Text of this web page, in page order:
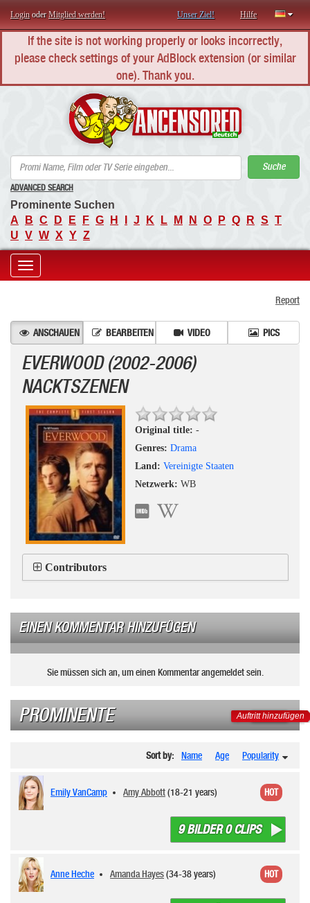
Login oderMitglied werden! Unser Ziel! Hilfe
If the site is not working properly or looks incorrectly,
please check settings of your AdBlock extension (or similar
one). Thank you.
Suche
ADVANCED SEARCH
Prominente Suchen
A
B C D E F G H J K L M N O P Q R S T
U V W X Y Z
Toggle
Report
ANSCHAUEN BEARBEITEN VIDEO PICS
EVERWOOD (2002-2006)
NACKTSZENEN
Original title: -
Genres: Drama
Land: Vereinigte Staaten
Netzwerk: WB
Contributors
EINEN KOMMENTAR HINZUFÜGEN
Sie müssen sich an, um einen Kommentar angemeldet sein.
PROMINENTE Auftritt hinzufügen
Sort by: Name Age Popularity
Emily VanCamp Amy Abbott(18-21 years)
9 BILDER 0 CLIPS
HOT
Anne Heche Amanda Hayes(34-38 years) HOT